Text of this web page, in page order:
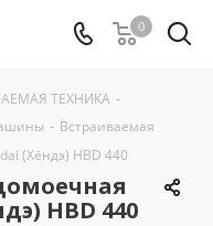
0
ТЕХНИКА -
- Встраиваемая
(Хёндэ) HBD 440
HBD 440